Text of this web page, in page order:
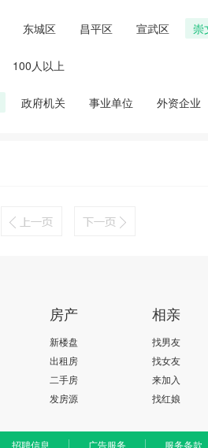
东城区 昌平区 宣武区 崇
100人以上
政府机关 事业单位 外资企业
房产
新楼盘
出租房
二手房
发房源
相亲
找男友
找女友
来加入
找红娘
招聘信息 广告服务 服务条款